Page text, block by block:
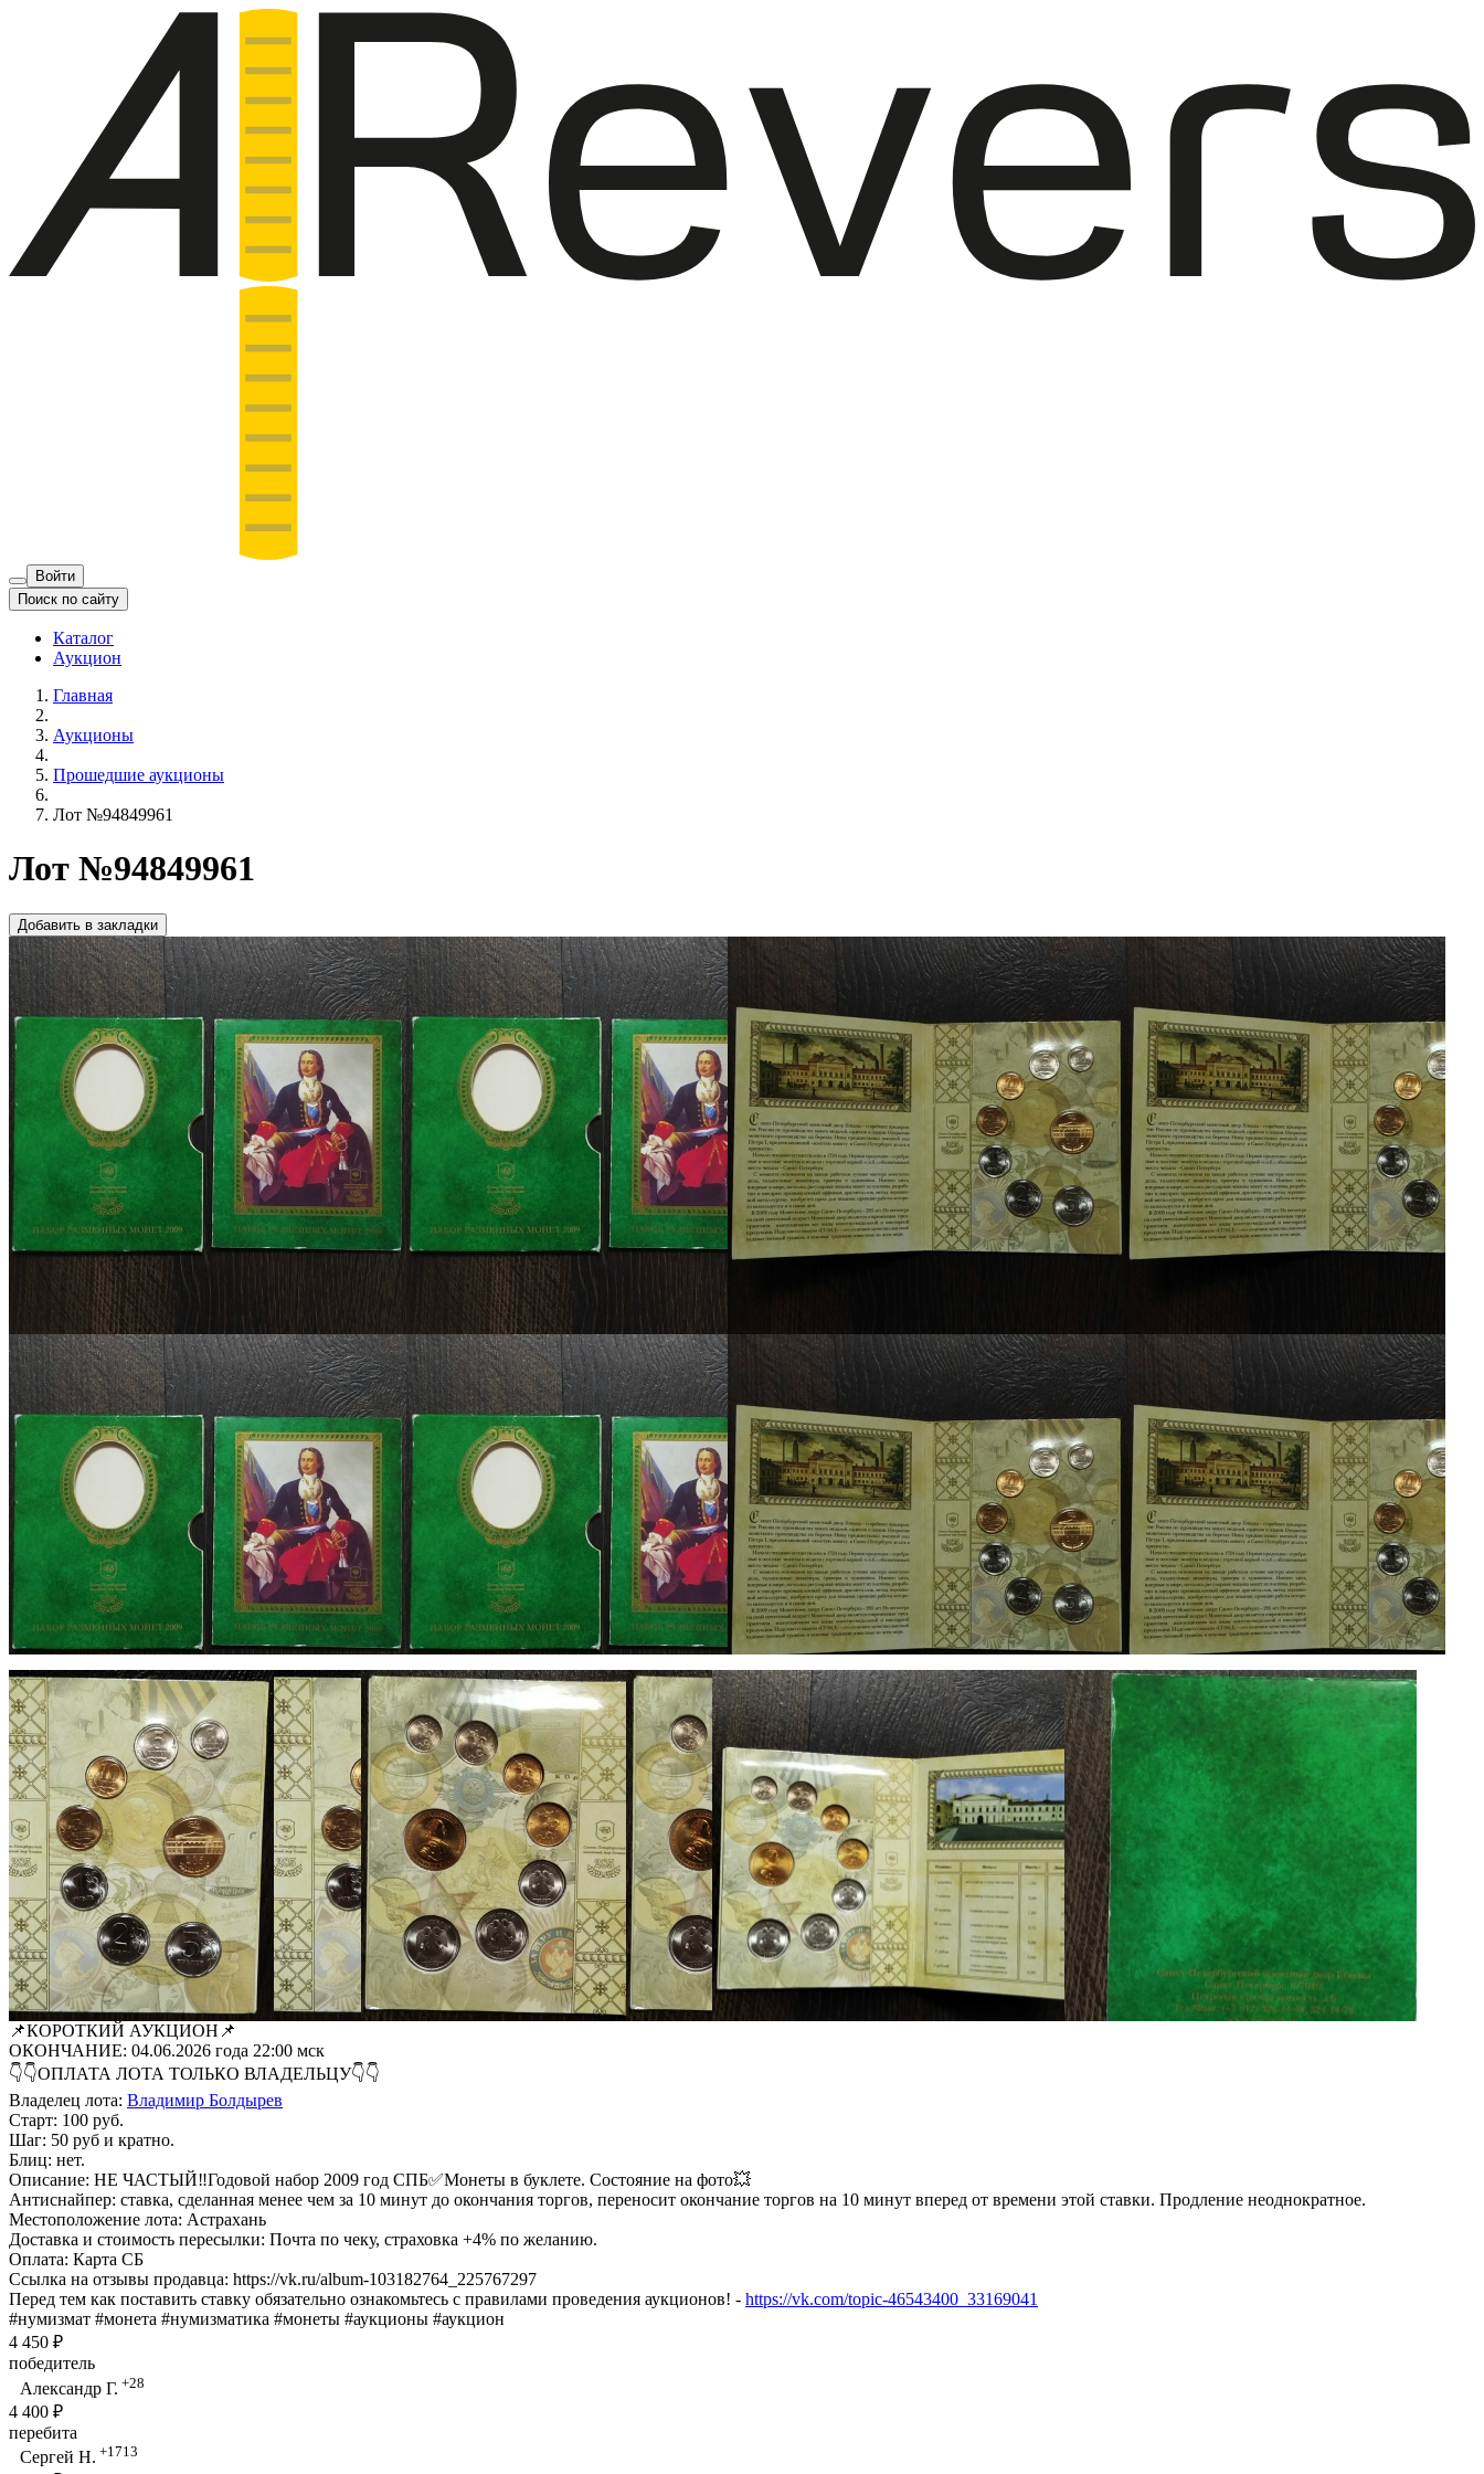
Войти
Поиск по сайту
Каталог
Аукцион
Главная
Аукционы
Прошедшие аукционы
Лот №94849961
Лот №94849961
Добавить в закладки
📌КОРОТКИЙ АУКЦИОН📌
ОКОНЧАНИЕ: 04.06.2026 года 22:00 мск
👇👇ОПЛАТА ЛОТА ТОЛЬКО ВЛАДЕЛЬЦУ👇👇
Владелец лота: Владимир Болдырев
Старт: 100 руб.
Шаг: 50 руб и кратно.
Блиц: нет.
Описание: НЕ ЧАСТЫЙ‼️Годовой набор 2009 год СПБ✅Монеты в буклете. Состояние на фото💥
Антиснайпер: ставка, сделанная менее чем за 10 минут до окончания торгов, переносит окончание торгов на 10 минут вперед от времени этой ставки. Продление неоднократное.
Местоположение лота: Астрахань
Доставка и стоимость пересылки: Почта по чеку, страховка +4% по желанию.
Оплата: Карта СБ
Ссылка на отзывы продавца: https://vk.ru/album-103182764_225767297
Перед тем как поставить ставку обязательно ознакомьтесь с правилами проведения аукционов! - https://vk.com/topic-46543400_33169041
#нумизмат #монета #нумизматика #монеты #аукционы #аукцион
4 450 ₽
победитель
Александр Г. +28
4 400 ₽
перебита
Сергей Н. +1713